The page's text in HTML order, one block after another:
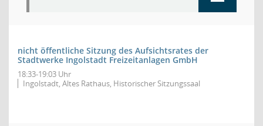
nicht öffentliche Sitzung des Aufsichtsrates der
Stadtwerke Ingolstadt Freizeitanlagen GmbH
18:33-19:03 Uhr
Ingolstadt, Altes Rathaus, Historischer Sitzungssaal